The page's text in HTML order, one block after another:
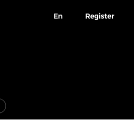
En Register